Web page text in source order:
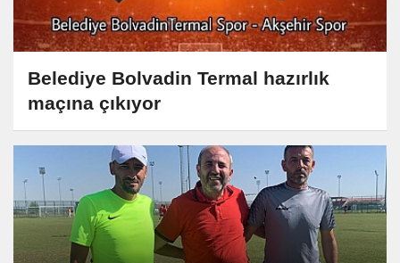
Belediye Bolvadin Termal hazırlık
maçına çıkıyor